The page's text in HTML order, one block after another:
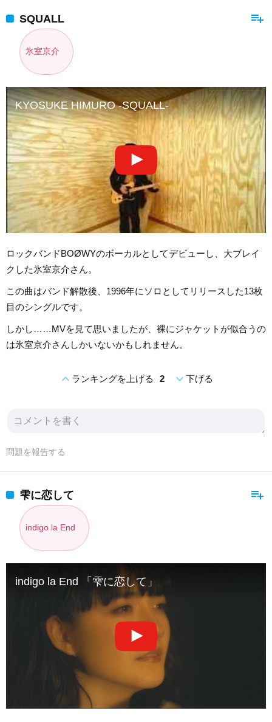
playlist_add
SQUALL
氷室京介
KYOSUKE HIMURO -SQUALL-
ロックバンドBOØWYのボーカルとしてデビューし、大ブレイ
クした氷室京介さん。
この曲はバンド解散後、1996年にソロとしてリリースした13枚
目のシングルです。
しかし……MVを見て思いましたが、裸にジャケットが似合うの
は氷室京介さんしかいないかもしれません。
expand_lessランキングを上げる 2 expand_more下げる
問題を報告する
playlist_add
雫に恋して
indigo la End
indigo la End 「雫に恋して」